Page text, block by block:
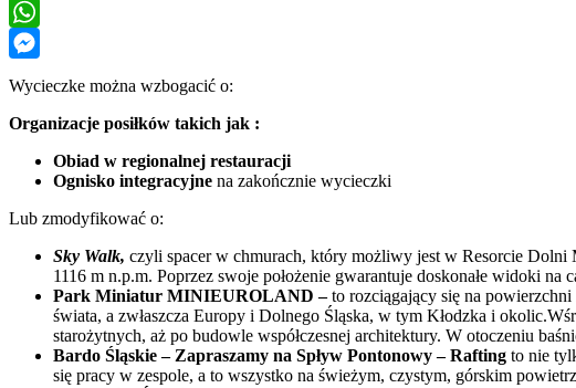
LinkedIn
WhatsApp
Wycieczke można wzbogacić o:
Organizacje posiłków takich jak :
Obiad w regionalnej restauracji
Ognisko integracyjne na zakończnie wycieczki
Lub zmodyfikować o:
Sky Walk, czyli spacer w chmurach, który możliwy jest w Resorcie
1116 m n.p.m. Poprzez swoje położenie gwarantuje doskonałe widoki
Park Miniatur MINIEUROLAND –to rozciągający się na
świata, a zwłaszcza Europy i Dolnego Śląska, w tym Kłodzka i
starożytnych, aż po budowle współczesnej architektury. W otoczeniu
Bardo Śląskie – Zapraszamy na Spływ Pontonowy – Rafting to nie
się pracy w zespole, a to wszystko na świeżym, czystym, górskim